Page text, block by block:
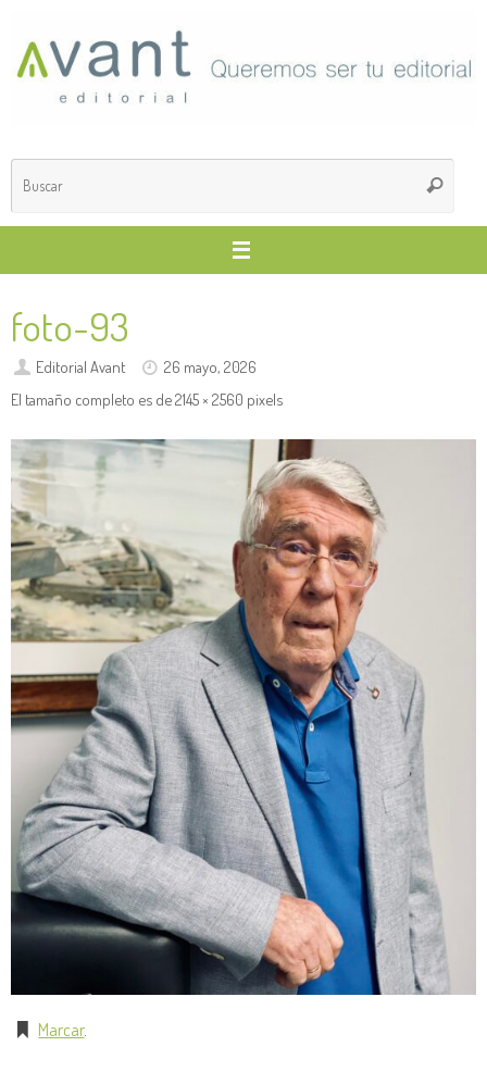
contenido
Buscar
foto-93
Editorial Avant
26 mayo, 2026
El tamaño completo es de2145 × 2560 pixels
Marcar.